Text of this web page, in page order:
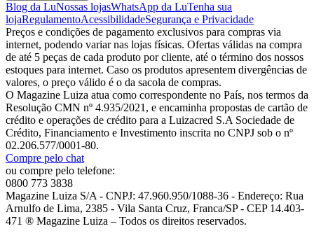
Blog da LuNossas lojasWhatsApp da LuTenha sua
lojaRegulamentoAcessibilidadeSegurança e Privacidade
Preços e condições de pagamento exclusivos para compras via
internet, podendo variar nas lojas físicas. Ofertas válidas na compra
de até 5 peças de cada produto por cliente, até o término dos nossos
estoques para internet. Caso os produtos apresentem divergências de
valores, o preço válido é o da sacola de compras.
O Magazine Luiza atua como correspondente no País, nos termos da
Resolução CMN nº 4.935/2021, e encaminha propostas de cartão de
crédito e operações de crédito para a Luizacred S.A Sociedade de
Crédito, Financiamento e Investimento inscrita no CNPJ sob o nº
02.206.577/0001-80.
Compre pelo chat
ou compre pelo telefone:
0800 773 3838
Magazine Luiza S/A - CNPJ: 47.960.950/1088-36 - Endereço: Rua
Arnulfo de Lima, 2385 - Vila Santa Cruz, Franca/SP - CEP 14.403-
471 ® Magazine Luiza – Todos os direitos reservados.